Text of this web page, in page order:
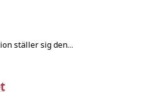
ställer sig den…